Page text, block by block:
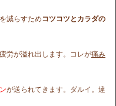
減らすためコツコツとカラダの
労が溢れ出します。コレが痛み
が送られてきます。ダルイ。違